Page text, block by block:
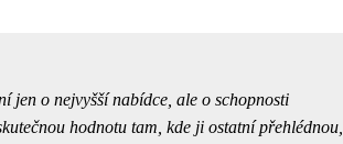
jen o nejvyšší nabídce, ale o schopnosti
hodnotu tam, kde ji ostatní přehlédnou,